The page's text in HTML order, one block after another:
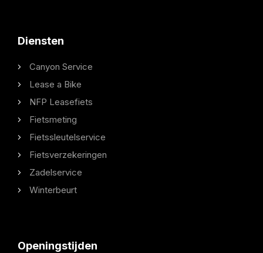
Diensten
Canyon Service
Lease a Bike
NFP Leasefiets
Fietsmeting
Fietssleutelservice
Fietsverzekeringen
Zadelservice
Winterbeurt
Openingstijden